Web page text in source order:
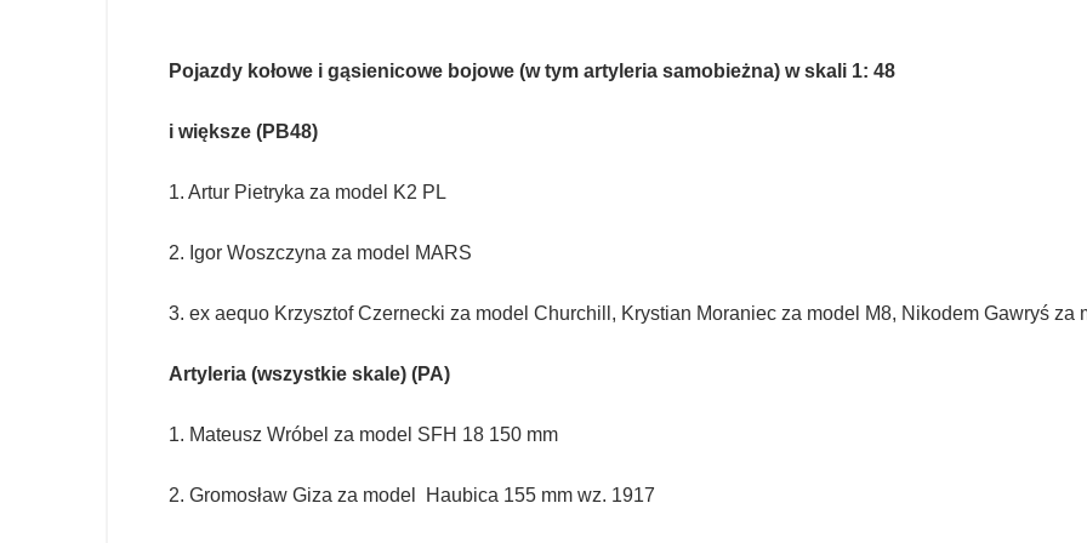
Pojazdy kołowe i gąsienicowe bojowe (w tym artyleria samobieżna) w skali 1: 48
i większe (PB48)
1. Artur Pietryka za model K2 PL
2. Igor Woszczyna za model MARS
3. ex aequo Krzysztof Czernecki za model Churchill, Krystian Moraniec za model M8, Nikodem Gawryś za
Artyleria (wszystkie skale) (PA)
1. Mateusz Wróbel za model SFH 18 150 mm
2. Gromosław Giza za model Haubica 155 mm wz. 1917